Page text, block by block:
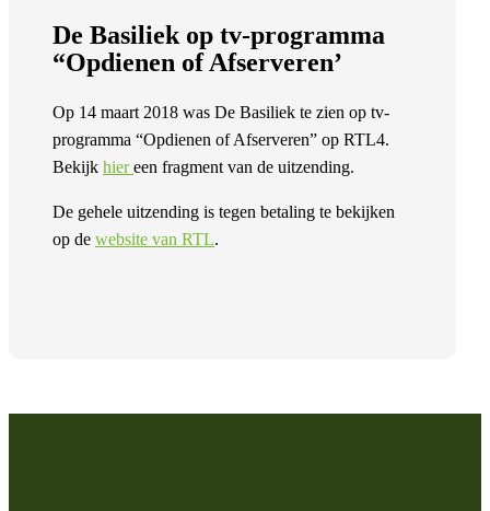
De Basiliek op tv-programma
“Opdienen of Afserveren’
Op 14 maart 2018 was De Basiliek te zien op tv-
programma “Opdienen of Afserveren” op RTL4.
Bekijk hiereen fragment van de uitzending.
De gehele uitzending is tegen betaling te bekijken
op de website van RTL.